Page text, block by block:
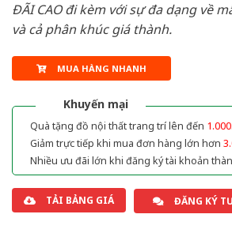
ĐÃI CAO đi kèm với sự đa dạng về
và cả phân khúc giá thành.
MUA HÀNG NHANH
Khuyến mại
Quà tặng đồ nội thất trang trí lên đến
Giảm trực tiếp khi mua đơn hàng lớn hơn
Nhiều ưu đãi lớn khi đăng ký tài khoản
TẢI BẢNG GIÁ ĐĂNG KÝ